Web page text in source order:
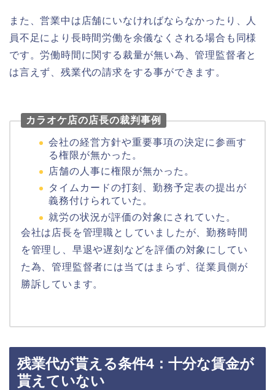
また、営業中は店舗にいなければならなかったり、人
員不足により長時間労働を余儀なくされる場合も同様
です。労働時間に関する裁量が無い為、管理監督者と
は言えず、残業代の請求をする事ができます。
カラオケ店の店長の裁判事例
会社の経営方針や重要事項の決定に参画す
る権限が無かった。
店舗の人事に権限が無かった。
タイムカードの打刻、勤務予定表の提出が
義務付けられていた。
就労の状況が評価の対象にされていた。
会社は店長を管理職としていましたが、勤務時間
を管理し、早退や遅刻などを評価の対象にしてい
た為、管理監督者には当てはまらず、従業員側が
勝訴しています。
残業代が貰える条件4：十分な賃金が
貰えていない